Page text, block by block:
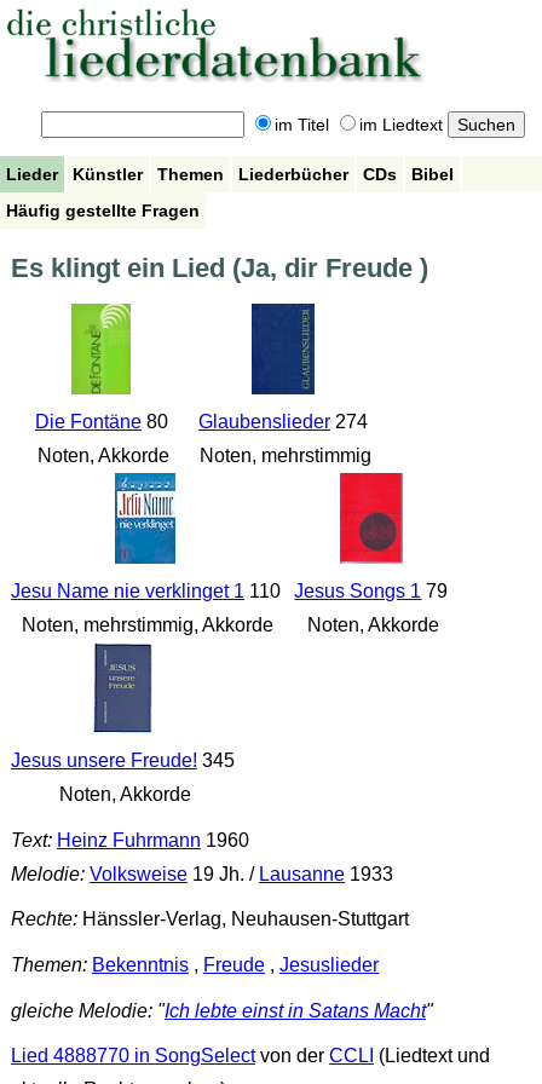
im Titel im Liedtext
Lieder Künstler Themen Liederbücher CDs
Bibel
Häufig gestellte Fragen
Es klingt ein Lied (Ja, dir Freude )
Die Fontäne80
Noten, Akkorde
Glaubenslieder274
Noten, mehrstimmig
Jesu Name nie verklinget 1 110
Noten, mehrstimmig, Akkorde
Jesus Songs 1 79
Noten, Akkorde
Jesus unsere Freude! 345
Noten, Akkorde
Text: Heinz Fuhrmann 1960
Melodie: Volksweise19 Jh. / Lausanne1933
Rechte:Hänssler-Verlag, Neuhausen-Stuttgart
Themen: Bekenntnis, Freude, Jesuslieder
gleiche Melodie: "Ich lebte einst in Satans Macht"
Lied 4888770 in SongSelectvon der CCLI (Liedtext und